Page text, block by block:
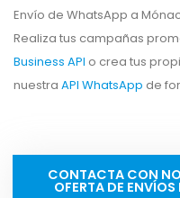
Envío de WhatsApp a
Realiza tus campañas
Business API o crea tus
nuestra API WhatsApp de
CONTACTA CON
OFERTA DE